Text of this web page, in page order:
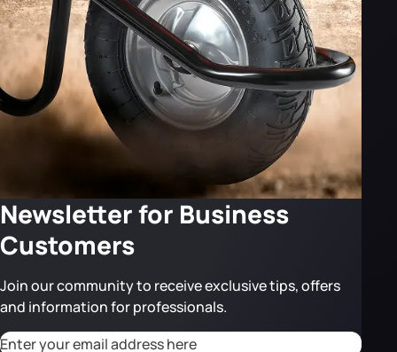
Newsletter for Business
Customers
Join our community to receive exclusive tips, offers
and information for professionals.
Adresse email*